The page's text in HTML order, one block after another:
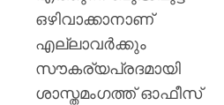
ഒഴിവാക്കാനാണ്
എല്ലാവർക്കും
സൗകര്യപ്രദമായി
ശാസ്തമംഗത്ത് ഓഫീസ്